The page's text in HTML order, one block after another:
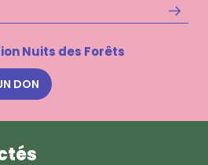
Nuits des Forêts
DON